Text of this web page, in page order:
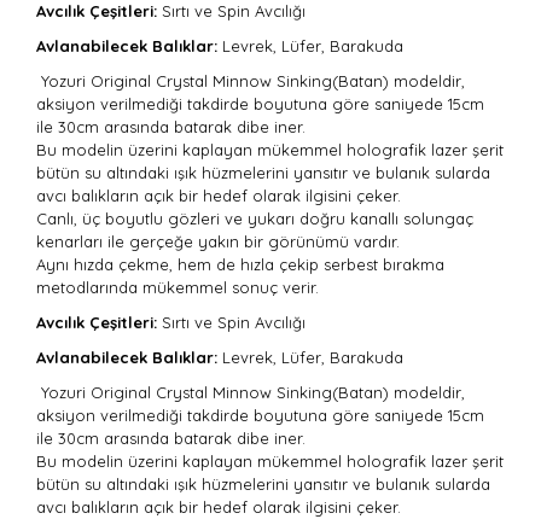
Avcılık Çeşitleri: Sırtı ve Spin Avcılığı
Avlanabilecek Balıklar: Levrek, Lüfer, Barakuda
Yozuri Original Crystal Minnow Sinking(Batan) modeldir,
aksiyon verilmediği takdirde boyutuna göre saniyede 15cm
ile 30cm arasında batarak dibe iner.
Bu modelin üzerini kaplayan mükemmel holografik lazer şerit
bütün su altındaki ışık hüzmelerini yansıtır ve bulanık sularda
avcı balıkların açık bir hedef olarak ilgisini çeker.
Canlı, üç boyutlu gözleri ve yukarı doğru kanallı solungaç
kenarları ile gerçeğe yakın bir görünümü vardır.
Aynı hızda çekme, hem de hızla çekip serbest bırakma
metodlarında mükemmel sonuç verir.
Avcılık Çeşitleri: Sırtı ve Spin Avcılığı
Avlanabilecek Balıklar: Levrek, Lüfer, Barakuda
Yozuri Original Crystal Minnow Sinking(Batan) modeldir,
aksiyon verilmediği takdirde boyutuna göre saniyede 15cm
ile 30cm arasında batarak dibe iner.
Bu modelin üzerini kaplayan mükemmel holografik lazer şerit
bütün su altındaki ışık hüzmelerini yansıtır ve bulanık sularda
avcı balıkların açık bir hedef olarak ilgisini çeker.